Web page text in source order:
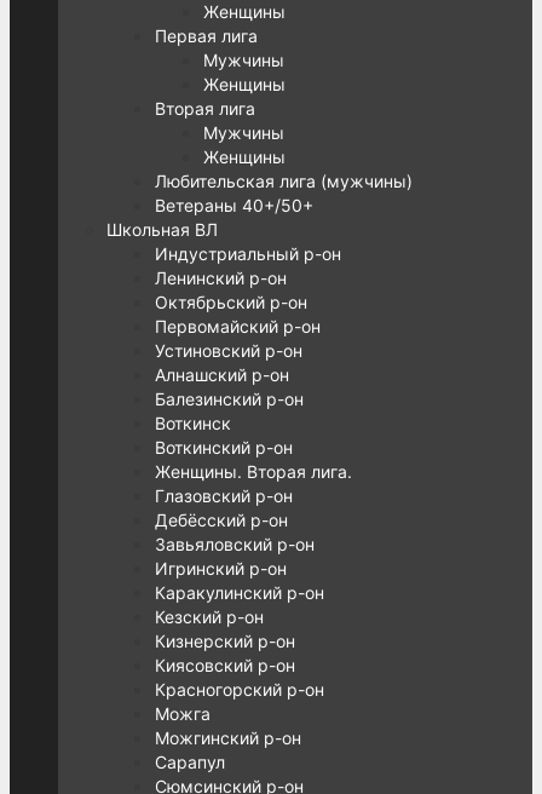
Женщины
Первая лига
Мужчины
Женщины
Вторая лига
Мужчины
Женщины
Любительская лига (мужчины)
Ветераны 40+/50+
Школьная ВЛ
Индустриальный р-он
Ленинский р-он
Октябрьский р-он
Первомайский р-он
Устиновский р-он
Алнашский р-он
Балезинский р-он
Воткинск
Воткинский р-он
Женщины. Вторая лига.
Глазовский р-он
Дебёсский р-он
Завьяловский р-он
Игринский р-он
Каракулинский р-он
Кезский р-он
Кизнерский р-он
Киясовский р-он
Красногорский р-он
Можга
Можгинский р-он
Сарапул
Сюмсинский р-он